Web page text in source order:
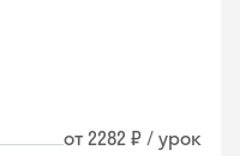
от 2282 ₽ / урок